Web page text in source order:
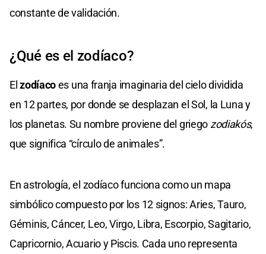
constante de validación.
¿Qué es el zodíaco?
Elzodíacoes una franja imaginaria del cielo dividida
en 12 partes, por donde se desplazan el Sol, la Luna y
los planetas. Su nombre proviene del griego zodiakós,
que significa “círculo de animales”.
En astrología, el zodíaco funciona como un mapa
simbólico compuesto por los 12 signos: Aries, Tauro,
Géminis, Cáncer, Leo, Virgo, Libra, Escorpio, Sagitario,
Capricornio, Acuario y Piscis. Cada uno representa